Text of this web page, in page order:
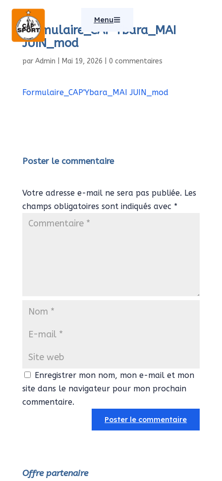
Menu
Formulaire_CAP’Ybara_MAI
JUIN_mod
par Admin Mai 19, 2026 0 commentaires
Formulaire_CAP'Ybara_MAI JUIN_mod
Poster le commentaire
Votre adresse e-mail ne sera pas publiée. Les
champs obligatoires sont indiqués avec *
Enregistrer mon nom, mon e-mail et mon
site dans le navigateur pour mon prochain
commentaire.
Offre partenaire